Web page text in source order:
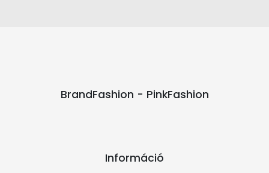
BrandFashion - PinkFashion
Információ